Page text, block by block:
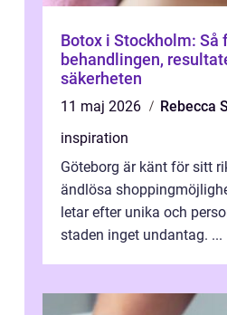
Botox i Stockholm: Så
behandlingen,
säkerheten
11 maj 2026
Rebecca
inspiration
Göteborg är känt för sitt
ändlösa
letar efter unika och
staden inget undantag. ...